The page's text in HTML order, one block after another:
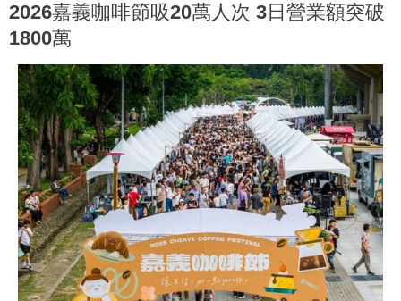
2026嘉義咖啡節吸20萬人次 3日營業額突破
1800萬